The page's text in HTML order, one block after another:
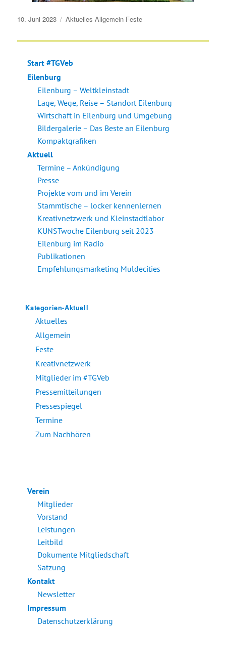
Veröffentlicht
10. Juni 2023 Aktuelles Allgemein Feste
Start #TGVeb
Eilenburg
Eilenburg – Weltkleinstadt
Lage, Wege, Reise – Standort Eilenburg
Wirtschaft in Eilenburg und Umgebung
Bildergalerie – Das Beste an Eilenburg
Kompaktgrafiken
Aktuell
Termine – Ankündigung
Presse
Projekte vom und im Verein
Stammtische – locker kennenlernen
Kreativnetzwerk und Kleinstadtlabor
KUNSTwoche Eilenburg seit 2023
Eilenburg im Radio
Publikationen
Empfehlungsmarketing Muldecities
Kategorien-Aktuell
Aktuelles
Allgemein
Feste
Kreativnetzwerk
Mitglieder im #TGVeb
Pressemitteilungen
Pressespiegel
Termine
Zum Nachhören
Verein
Mitglieder
Vorstand
Leistungen
Leitbild
Dokumente Mitgliedschaft
Satzung
Kontakt
Newsletter
Impressum
Datenschutzerklärung